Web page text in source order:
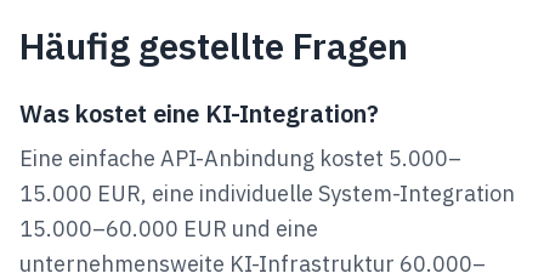
Häufig gestellte Fragen
Was kostet eine KI-Integration?
Eine einfache API-Anbindung kostet 5.000–
15.000 EUR, eine individuelle System-Integration
15.000–60.000 EUR und eine
unternehmensweite KI-Infrastruktur 60.000–